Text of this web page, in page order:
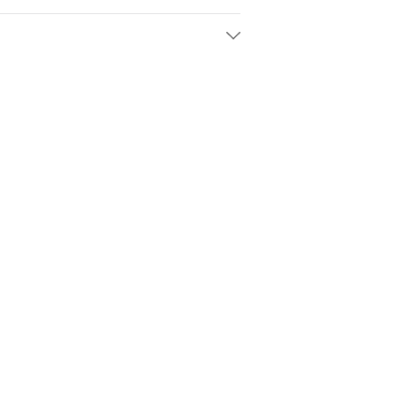
отлично впишется в любой
до современного. Идеальная